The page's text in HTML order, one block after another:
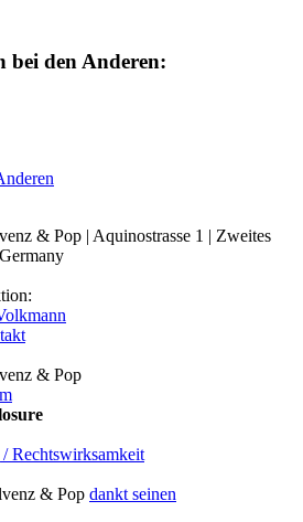
bei den Anderen:
& Pop | Aquinostrasse 1 | Zweites
& Pop
Rechtswirksamkeit
& Pop dankt seinen